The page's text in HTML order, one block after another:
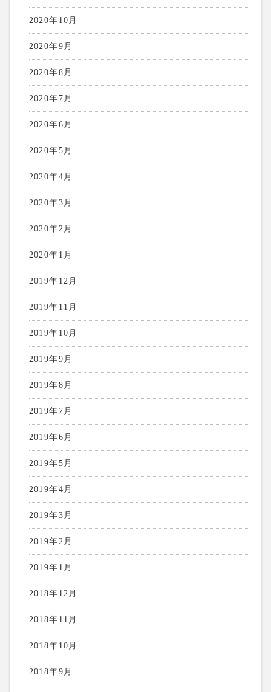
2020年10月
2020年9月
2020年8月
2020年7月
2020年6月
2020年5月
2020年4月
2020年3月
2020年2月
2020年1月
2019年12月
2019年11月
2019年10月
2019年9月
2019年8月
2019年7月
2019年6月
2019年5月
2019年4月
2019年3月
2019年2月
2019年1月
2018年12月
2018年11月
2018年10月
2018年9月